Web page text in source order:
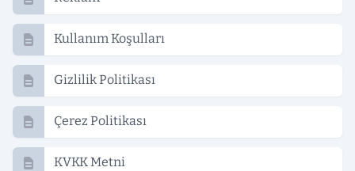
Kullanım Koşulları
Gizlilik Politikası
Çerez Politikası
KVKK Metni